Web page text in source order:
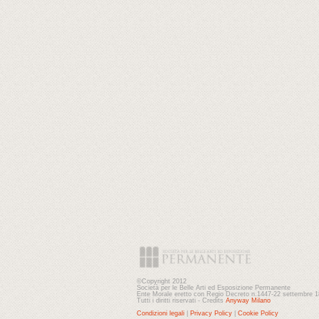
©Copyright 2012
Società per le Belle Arti ed Esposizione Permanente
Ente Morale eretto con Regio Decreto n.1447-22 settembre
Tutti i diritti riservati - Credits Anyway Milano
Condizioni legali
Privacy Policy Cookie Policy